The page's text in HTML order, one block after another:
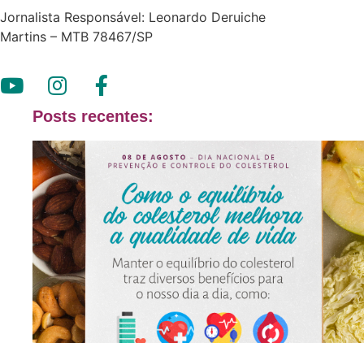
Jornalista Responsável: Leonardo Deruiche
Martins – MTB 78467/SP
Posts recentes: